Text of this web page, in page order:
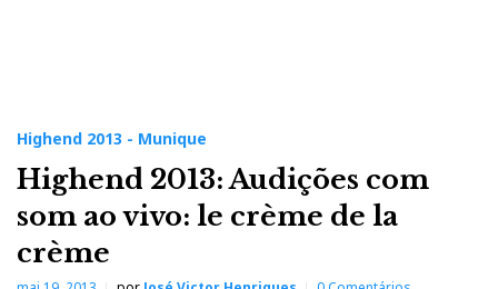
Highend 2013 - Munique
Highend 2013: Audições com
som ao vivo: le crème de la
crème